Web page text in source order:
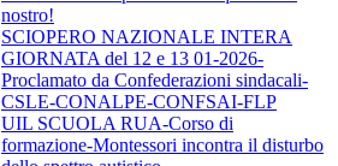
nostro!
SCIOPERO NAZIONALE INTERA
GIORNATA del 12 e 13 01-2026-
Proclamato da Confederazioni sindacali-
CSLE-CONALPE-CONFSAI-FLP
UIL SCUOLA RUA-Corso di
formazione-Montessori incontra il disturbo